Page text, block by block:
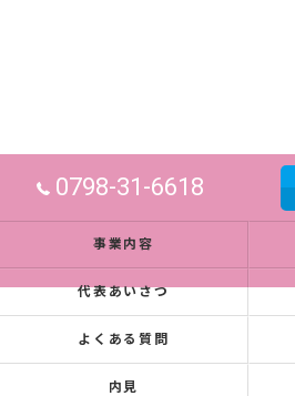
0798-31-6618
事業内容
代表あいさつ
よくある質問
内見